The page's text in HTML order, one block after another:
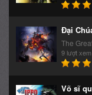
Đại
The
9 lượt xem
Võ sĩ